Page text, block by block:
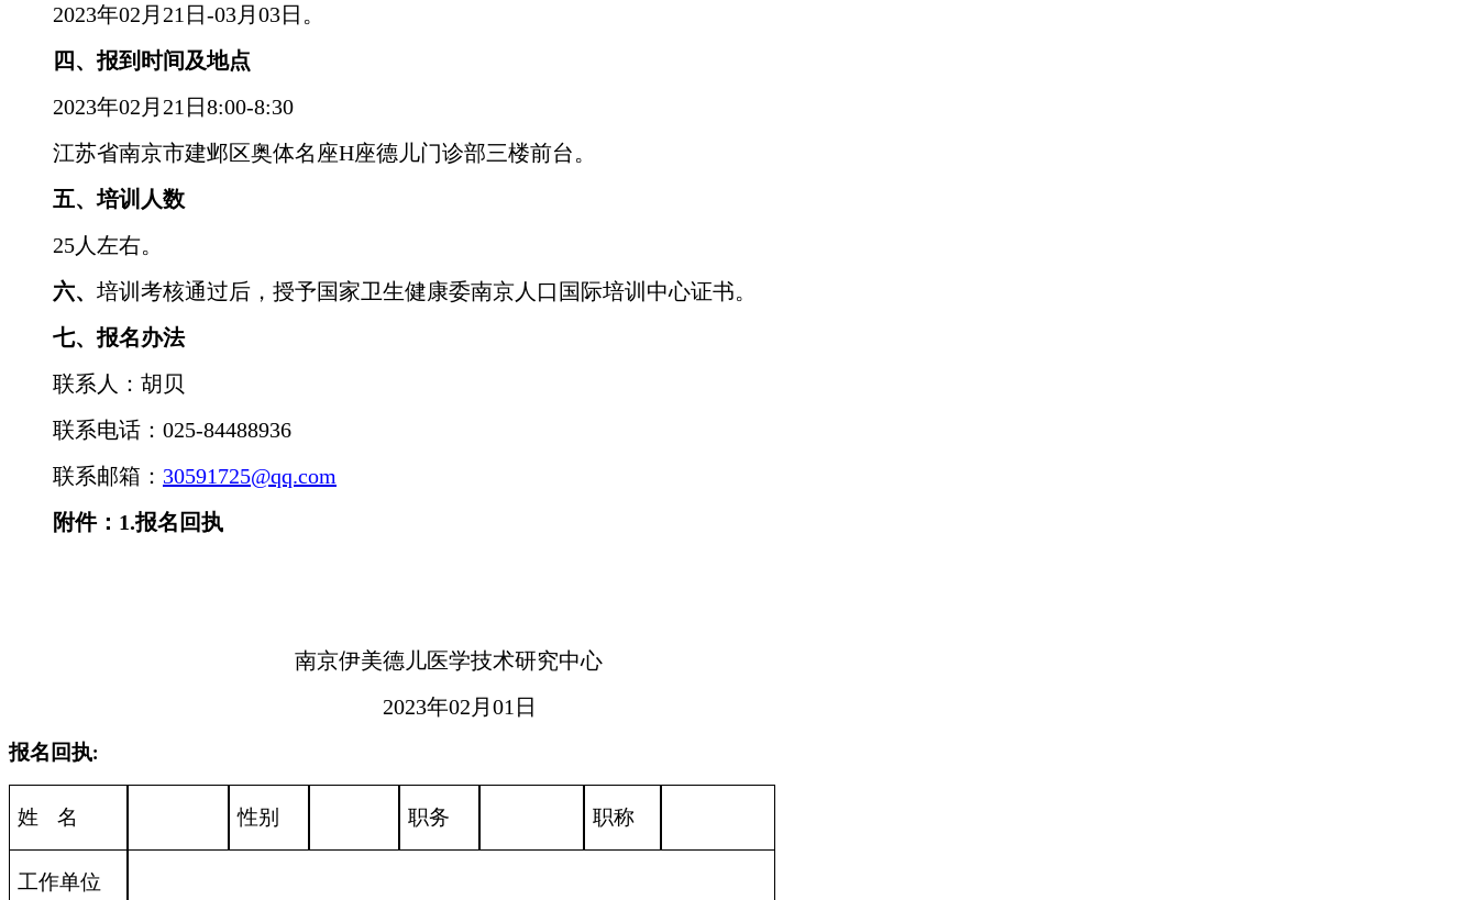
2023年02 月 21 日 -03月 03日。
四、报到时间及地点
2023年02 月 21 日 8:00-8:30
江苏省南京市建邺区奥体名座H座德儿门诊部三楼前台。
五、培训人数
25人左右。
六、 培训考核通过后，授予国家卫生健康委南京人口国际培训中心证书。
七、报名办法
联系人：胡贝
联系电话： 025-84488936
联系邮箱： 30591725@qq.com
附件： 1.报名回执
南京伊美德儿医学技术研究中心
2023年02 月 01 日
报名回执:
姓 名 性别 职务 职称
工作单位